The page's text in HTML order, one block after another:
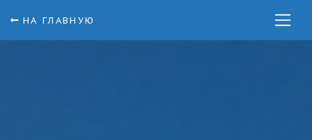
НА ГЛАВНУЮ